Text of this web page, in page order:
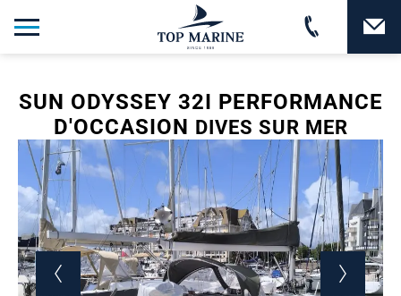
SUN ODYSSEY 32I PERFORMANCE
D'OCCASION DIVES SUR MER